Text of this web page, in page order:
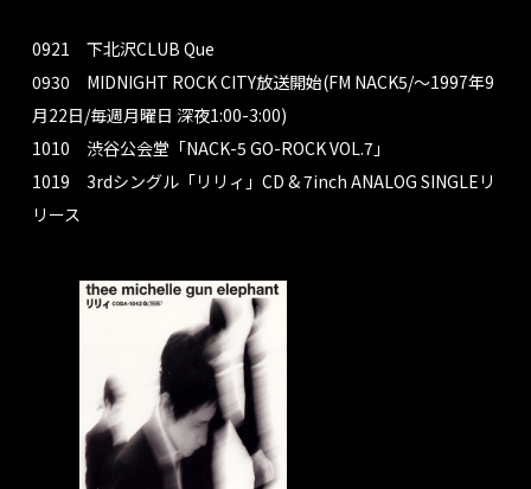
0921 下北沢CLUB Que
0930 MIDNIGHT ROCK CITY放送開始(FM NACK5/〜1997年9
月22日/毎週月曜日 深夜1:00-3:00)
1010 渋谷公会堂「NACK-5 GO-ROCK VOL.7」
1019 3rdシングル「リリィ」CD & 7inch ANALOG SINGLEリ
リース